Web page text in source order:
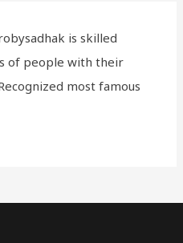
is skilled
of people with their
most famous